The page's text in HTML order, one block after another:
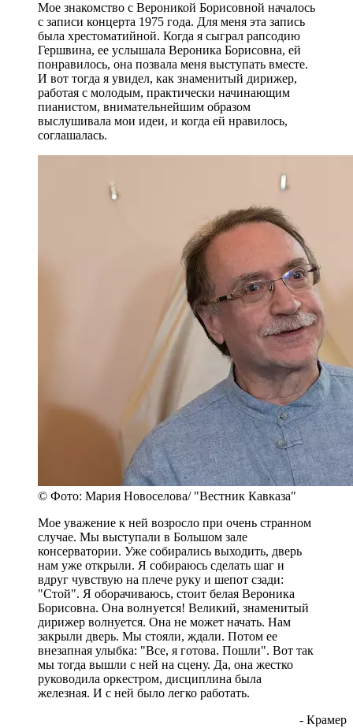
Мое знакомство с Вероникой Борисовной началось
с записи концерта 1975 года. Для меня эта запись
была хрестоматийной. Когда я сыграл рапсодию
Гершвина, ее услышала Вероника Борисовна, ей
понравилось, она позвала меня выступать вместе.
И вот тогда я увидел, как знаменитый дирижер,
работая с молодым, практически начинающим
пианистом, внимательнейшим образом
выслушивала мои идеи, и когда ей нравилось,
соглашалась.
© Фото: Мария Новоселова/ "Вестник Кавказа"
Мое уважение к ней возросло при очень странном
случае. Мы выступали в Большом зале
консерватории. Уже собирались выходить, дверь
нам уже открыли. Я собираюсь сделать шаг и
вдруг чувствую на плече руку и шепот сзади:
"Стой". Я оборачиваюсь, стоит белая Вероника
Борисовна. Она волнуется! Великий, знаменитый
дирижер волнуется. Она не может начать. Нам
закрыли дверь. Мы стояли, ждали. Потом ее
внезапная улыбка: "Все, я готова. Пошли". Вот так
мы тогда вышли с ней на сцену. Да, она жестко
руководила оркестром, дисциплина была
железная. И с ней было легко работать.
- Крамер